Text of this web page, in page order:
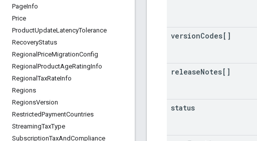
PageInfo
Price
ProductUpdateLatencyTolerance
RecoveryStatus
Regional PriceMigrationConfig
Regional ProductAgeRatingInfo
RegionalTaxRateInfo
Regions
RegionsVersion
RestrictedPaymentCountries
StreamingTaxType
SubscriptionTaxAndCompliance
versionCodes[]
releaseNotes[]
status